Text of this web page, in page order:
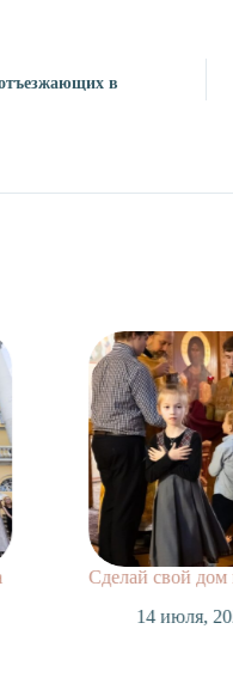
в
Сделай свой дом
14 июля,